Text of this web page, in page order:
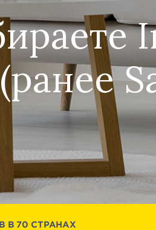
В 70 СТРАНАХ